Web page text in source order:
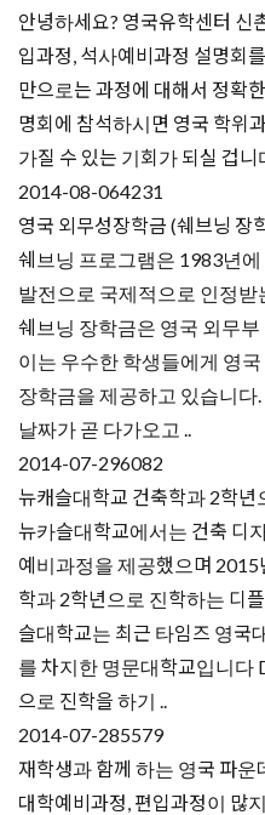
안녕하세요? 영국유학센터 신
입과정, 석사예비과정 설명회
만으로는 과정에 대해서 정확
명회에 참석하시면 영국 학위
가질 수 있는 기회가 되실 겁니
2014-08-064231
영국 외무성장학금 (쉐브닝 장
쉐브닝 프로그램은 1983년
발전으로 국제적으로 인정
쉐브닝 장학금은 영국 외무
이는 우수한 학생들에게 영
장학금을 제공하고 있습니다
날짜가 곧 다가오고 ..
2014-07-296082
뉴캐슬대학교 건축학과 2학
뉴카슬대학교에서는 건축 디
예비과정을 제공했으며 2015
학과 2학년으로 진학하는 디
슬대학교는 최근 타임즈 영국
를 차지한 명문대학교입니다
으로 진학을 하기 ..
2014-07-285579
재학생과 함께 하는 영국 파
대학예비과정, 편입과정이 많